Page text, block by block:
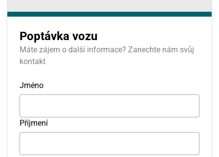
Poptávka vozu
Máte zájem o další informace? Zanechte nám svůj
kontakt
Jméno
Příjmení